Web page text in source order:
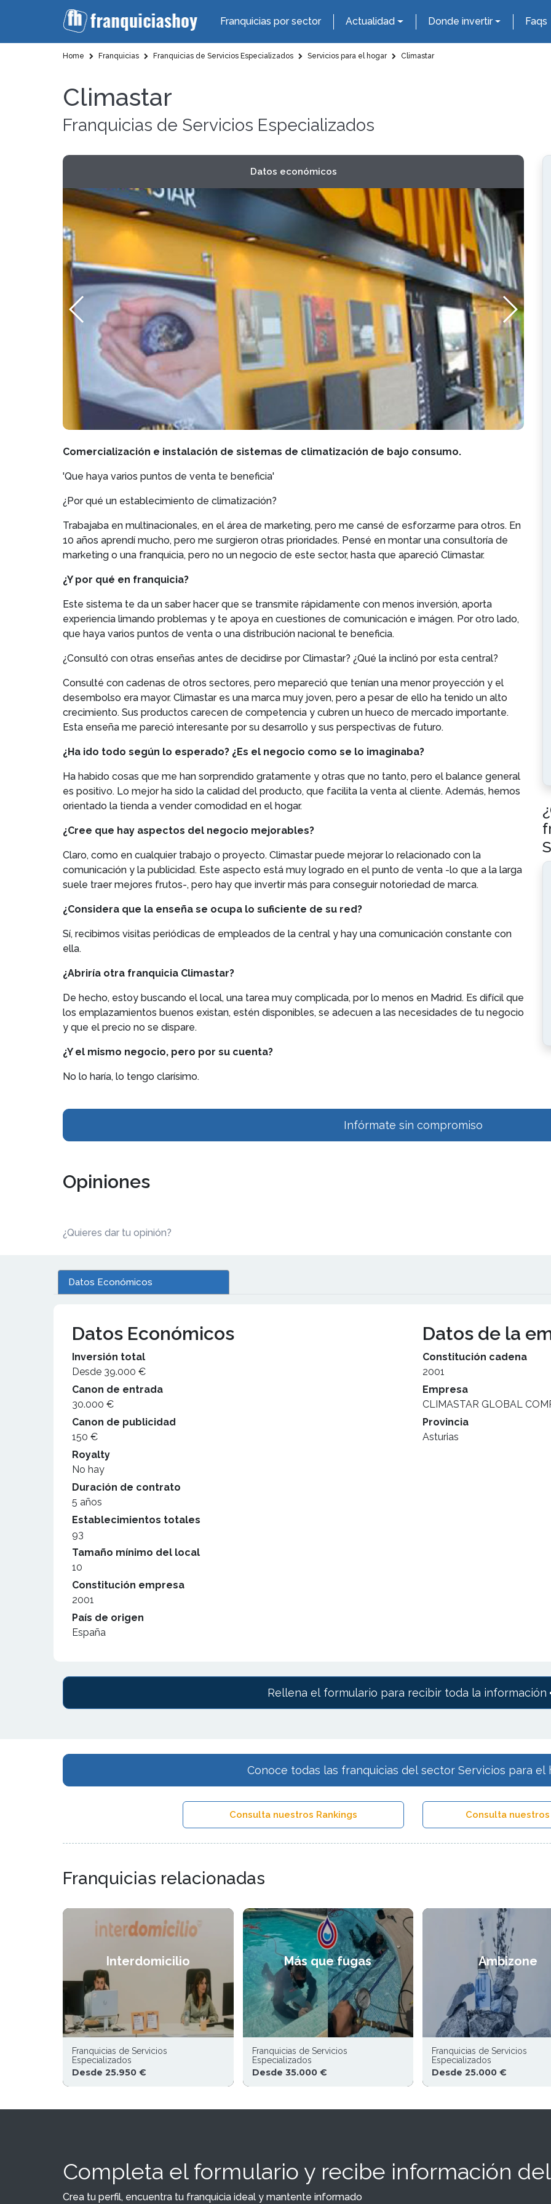
Franquicias por sector Actualidad Donde invertir Faqs
Home Franquicias Franquicias de Servicios Especializados Servicios para el hogar Climastar
Climastar
Franquicias de Servicios Especializados
Datos económicos
Comercialización e instalación de sistemas de climatización de bajo consumo.
'Que haya varios puntos de venta te beneficia'
¿Por qué un establecimiento de climatización?
Trabajaba en multinacionales, en el área de marketing, pero me cansé de esforzarme para otros. En
10 años aprendí mucho, pero me surgieron otras prioridades. Pensé en montar una consultoría de
marketing o una franquicia, pero no un negocio de este sector, hasta que apareció Climastar.
¿Y por qué en franquicia?
Este sistema te da un saber hacer que se transmite rápidamente con menos inversión, aporta
experiencia limando problemas y te apoya en cuestiones de comunicación e imágen. Por otro lado,
que haya varios puntos de venta o una distribución nacional te beneficia.
¿Consultó con otras enseñas antes de decidirse por Climastar? ¿Qué la inclinó por esta central?
Consulté con cadenas de otros sectores, pero mepareció que tenían una menor proyección y el
desembolso era mayor. Climastar es una marca muy joven, pero a pesar de ello ha tenido un alto
crecimiento. Sus productos carecen de competencia y cubren un hueco de mercado importante.
Esta enseña me pareció interesante por su desarrollo y sus perspectivas de futuro.
¿Ha ido todo según lo esperado? ¿Es el negocio como se lo imaginaba?
Ha habido cosas que me han sorprendido gratamente y otras que no tanto, pero el balance general
es positivo. Lo mejor ha sido la calidad del producto, que facilita la venta al cliente. Además, hemos
orientado la tienda a vender comodidad en el hogar.
¿Cree que hay aspectos del negocio mejorables?
Claro, como en cualquier trabajo o proyecto. Climastar puede mejorar lo relacionado con la
comunicación y la publicidad. Este aspecto está muy logrado en el punto de venta -lo que a la larga
suele traer mejores frutos-, pero hay que invertir más para conseguir notoriedad de marca.
¿Considera que la enseña se ocupa lo suficiente de su red?
Sí, recibimos visitas periódicas de empleados de la central y hay una comunicación constante con
ella.
¿Abriría otra franquicia Climastar?
De hecho, estoy buscando el local, una tarea muy complicada, por lo menos en Madrid. Es difícil que
los emplazamientos buenos existan, estén disponibles, se adecuen a las necesidades de tu negocio
y que el precio no se dispare.
¿Y el mismo negocio, pero por su cuenta?
No lo haría, lo tengo clarísimo.
Infórmate sin compromiso
Opiniones
¿Quieres dar tu opinión?
Datos Económicos
Datos Económicos
Inversión total
Desde 39.000 €
Canon de entrada
30.000 €
Canon de publicidad
150 €
Royalty
No hay
Duración de contrato
5 años
Establecimientos totales
93
Tamaño mínimo del local
10
Constitución empresa
2001
País de origen
España
Datos de la
Constitución cadena
2001
Empresa
CLIMASTAR GLOBAL
Provincia
Asturias
Rellena el formulario para recibir toda la información
Conoce todas las franquicias del sector Servicios para el
Consulta nuestros Rankings Consulta
Franquicias relacionadas
Interdomicilio
Franquicias de Servicios
Especializados
Desde 25.950 €
Más que fugas
Franquicias de Servicios
Especializados
Desde 35.000 €
Ambizone
Franquicias de Servicios
Especializados
Desde 25.000 €
Completa el formulario y recibe información
Crea tu perfil, encuentra tu franquicia ideal y mantente informado